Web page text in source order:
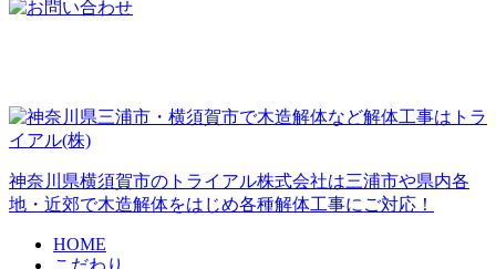
神奈川県横須賀市のトライアル株式会社は三浦市や県内各
地・近郊で木造解体をはじめ各種解体工事にご対応！
HOME
こだわり